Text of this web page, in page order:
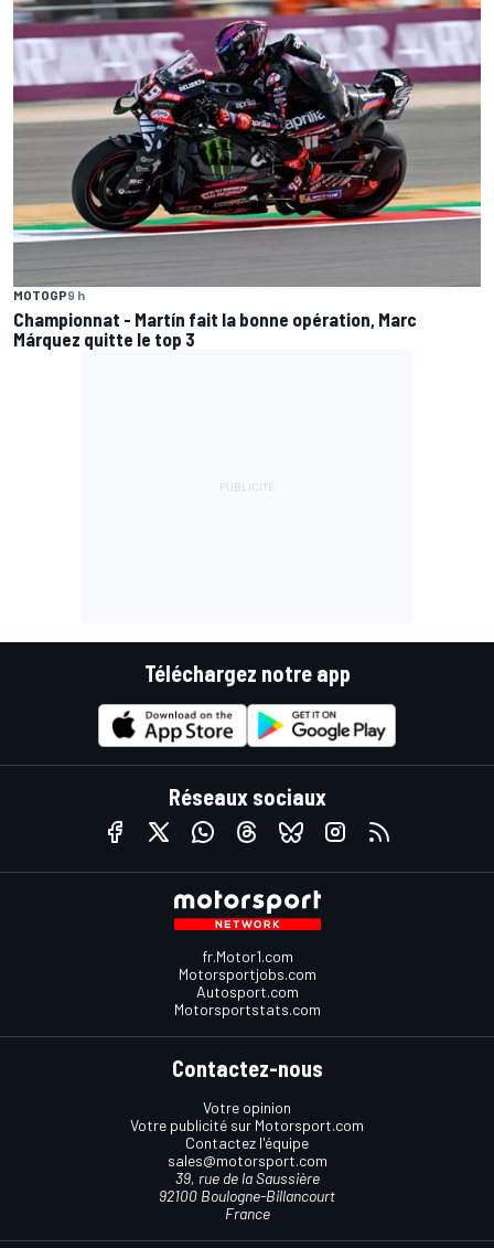
MOTOGP9 h
Championnat - Martín fait la bonne opération, Marc
Márquez quitte le top 3
Téléchargez notre app
Réseaux sociaux
fr.Motor1.com
Motorsportjobs.com
Autosport.com
Motorsportstats.com
Contactez-nous
Votre opinion
Votre publicité sur Motorsport.com
Contactez l'équipe
sales@motorsport.com
39, rue de la Saussière
92100 Boulogne-Billancourt
France